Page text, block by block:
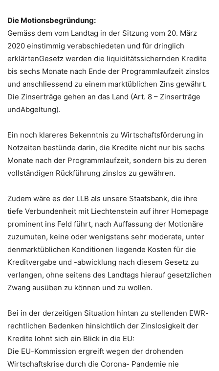
Die Motionsbegründung:
Gemäss dem vom Landtag in der Sitzung vom 20. März
2020 einstimmig verabschiedeten und für dringlich
erklärtenGesetz werden die liquiditätssichernden Kredite
bis sechs Monate nach Ende der Programmlaufzeit zinslos
und anschliessend zu einem marktüblichen Zins gewährt.
Die Zinserträge gehen an das Land (Art. 8 – Zinserträge
undAbgeltung).
Ein noch klareres Bekenntnis zu Wirtschaftsförderung in
Notzeiten bestünde darin, die Kredite nicht nur bis sechs
Monate nach der Programmlaufzeit, sondern bis zu deren
vollständigen Rückführung zinslos zu gewähren.
Zudem wäre es der LLB als unsere Staatsbank, die ihre
tiefe Verbundenheit mit Liechtenstein auf ihrer Homepage
prominent ins Feld führt, nach Auffassung der Motionäre
zuzumuten, keine oder wenigstens sehr moderate, unter
denmarktüblichen Konditionen liegende Kosten für die
Kreditvergabe und -abwicklung nach diesem Gesetz zu
verlangen, ohne seitens des Landtags hierauf gesetzlichen
Zwang ausüben zu können und zu wollen.
Bei in der derzeitigen Situation hintan zu stellenden EWR-
rechtlichen Bedenken hinsichtlich der Zinslosigkeit der
Kredite lohnt sich ein Blick in die EU:
Die EU-Kommission ergreift wegen der drohenden
Wirtschaftskrise durch die Corona- Pandemie nie